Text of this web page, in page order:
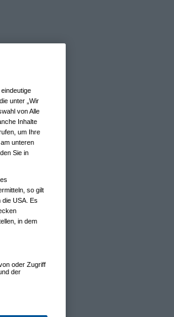
unter „Wir
von Alle
Inhalte
um Ihre
unteren
Sie in
so gilt
die USA. Es
in dem
oder Zugriff
der